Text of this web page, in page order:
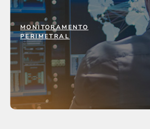
MONITORAMENTO
PERIMETRAL
MONITORAMENTO
PERIMETRAL